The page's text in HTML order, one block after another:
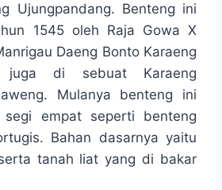
Ujungpandang. Benteng ini
1545 oleh Raja Gowa X
Daeng Bonto Karaeng
juga di sebuat Karaeng
Mulanya benteng ini
segi empat seperti benteng
Bahan dasarnya yaitu
tanah liat yang di bakar